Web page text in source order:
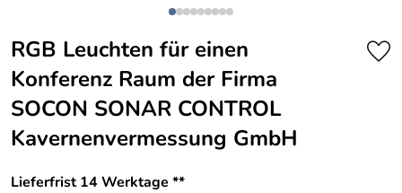
RGB Leuchten für einen
Konferenz Raum der Firma
SOCON SONAR CONTROL
Kavernenvermessung GmbH
Lieferfrist 14 Werktage **